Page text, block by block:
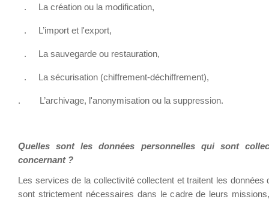
. La création ou la modification,
. L’import et l'export,
. La sauvegarde ou restauration,
. La sécurisation (chiffrement-déchiffrement),
. L’archivage, l'anonymisation ou la suppression.
Quelles sont les données personnelles qui sont
concernant ?
Les services de la collectivité collectent et traitent les données
sont strictement nécessaires dans le cadre de leurs